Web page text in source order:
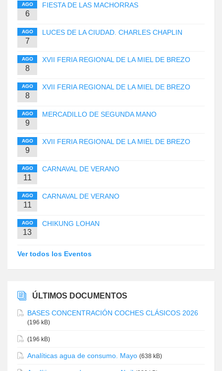
AGO
6
FIESTA DE LAS MACHORRAS
AGO
7
LUCES DE LA CIUDAD. CHARLES CHAPLIN
AGO
8
XVII FERIA REGIONAL DE LA MIEL DE BREZO
AGO
8
XVII FERIA REGIONAL DE LA MIEL DE BREZO
AGO
9
MERCADILLO DE SEGUNDA MANO
AGO
9
XVII FERIA REGIONAL DE LA MIEL DE BREZO
AGO
11
CARNAVAL DE VERANO
AGO
11
CARNAVAL DE VERANO
AGO
13
CHIKUNG LOHAN
Ver todos los Eventos
ÚLTIMOS DOCUMENTOS
BASES CONCENTRACIÓN COCHES CLÁSICOS 2026
(196 kB)
(196 kB)
Analíticas agua de consumo. Mayo (638 kB)